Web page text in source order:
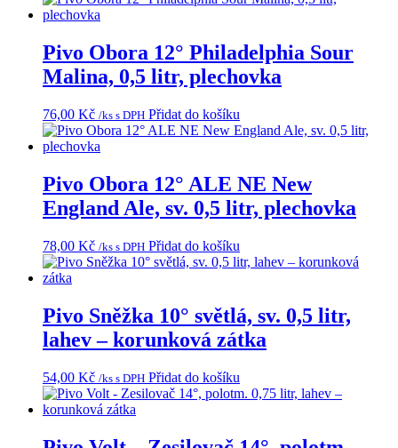
Pivo Obora 12° Philadelphia Sour
Malina, 0,5 litr, plechovka
76,00 Kč /ks s DPH Přidat do košíku
Pivo Obora 12° ALE NE New
England Ale, sv. 0,5 litr, plechovka
78,00 Kč /ks s DPH Přidat do košíku
Pivo Sněžka 10° světlá, sv. 0,5 litr,
lahev – korunková zátka
54,00 Kč /ks s DPH Přidat do košíku